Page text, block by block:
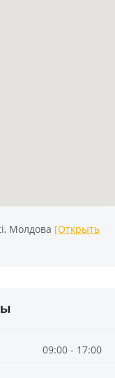
Молдова [Открыть
09:00 - 17:00